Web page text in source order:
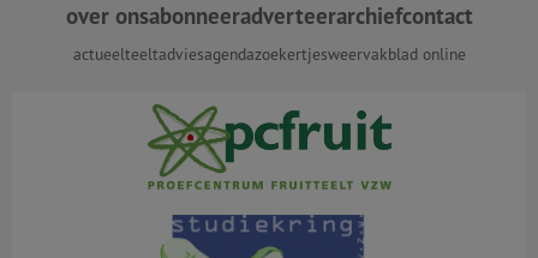
over onsabonneeradverteerarchiefcontact
actueelteeltadviesagendazoekertjesweervakblad online